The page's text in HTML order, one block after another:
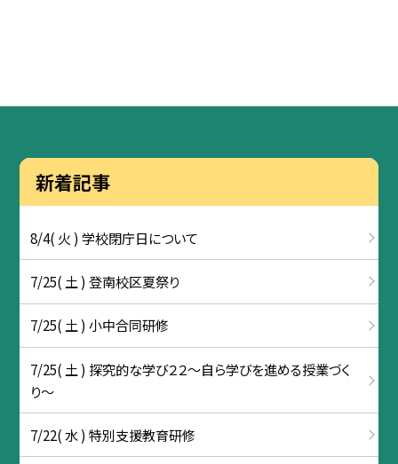
新着記事
8/4( 火 ) 学校閉庁日について
7/25( 土 ) 登南校区夏祭り
7/25( 土 ) 小中合同研修
7/25( 土 ) 探究的な学び２２～自ら学びを進める授業づく
り～
7/22( 水 ) 特別支援教育研修